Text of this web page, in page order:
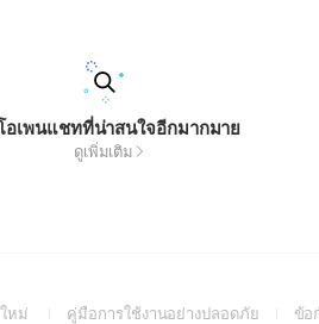
อเพนแชทที่น่าสนใจอีกมากมาย
ดูเพิ่มเติม
หม่
(Openคู่มือการใช้งานอย่างปลอดภัย(Openข้อ